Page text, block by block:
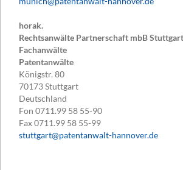
horak.
Rechtsanwälte Partnerschaft mbB Stuttgart
Fachanwälte
Patentanwälte
Königstr. 80
70173Stuttgart
Deutschland
Fon 0711.99 58 55-90
Fax0711.99 58 55-99
stuttgart@patentanwalt-hannover.de